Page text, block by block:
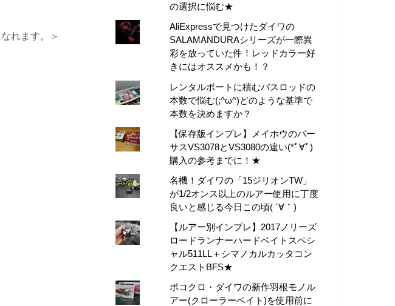
れます。＞
の選択に悩む★
AliExpressで見つけたダイワの
SALAMANDURAシリーズが一際異
彩を放っていた件！レッドカラー好
きにはオススメかも！？
レンタルボートに積むバスロッドの
本数で悩む(;^ω^)どのような基準で
本数を決めますか？
【保存版インプレ】メイホウのバー
サスVS3078とVS3080の違い(*ﾟ∀ﾟ)
購入の参考までに！★
名機！ダイワの「15ジリオンTW」
が1/2オンス以上のルアー使用に丁度
良いと感じる今日この頃( ´∀｀)
【ルアー別インプレ】2017ノリーズ
ロードランナーハードベイトスペシ
ャル511LL＋シマノカルカッタコン
クエストBFS★
ポコクロ・ダイワの新作羽根モノル
アー(クローラーベイト)を使用前に